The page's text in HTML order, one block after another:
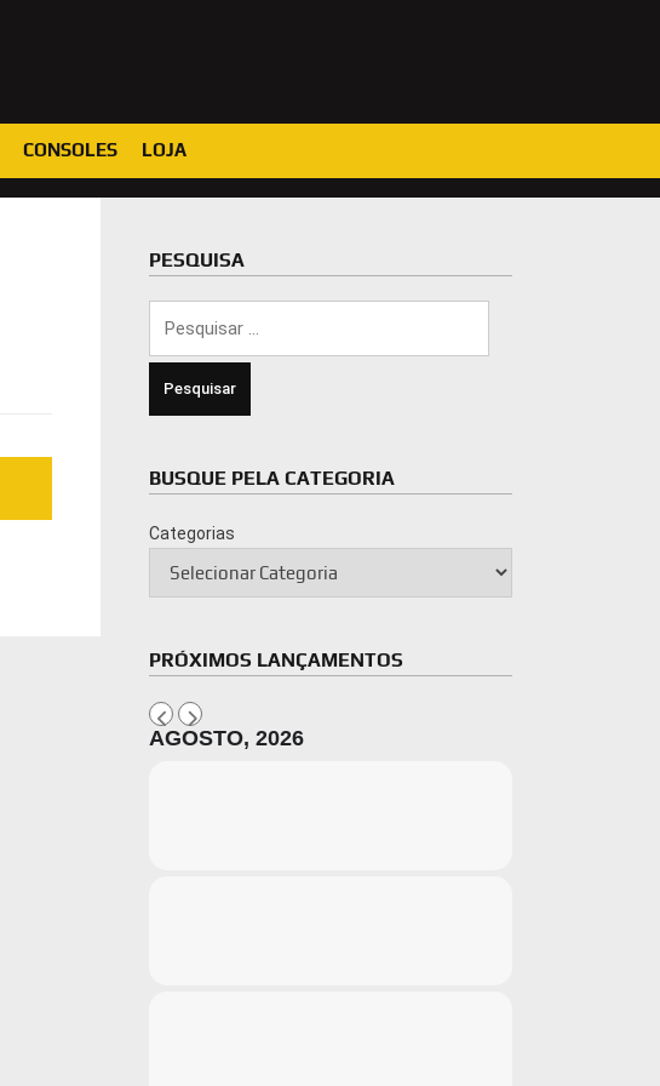
CONSOLES LOJA
PESQUISA
BUSQUE PELA CATEGORIA
Categorias
PRÓXIMOS LANÇAMENTOS
AGOSTO, 2026